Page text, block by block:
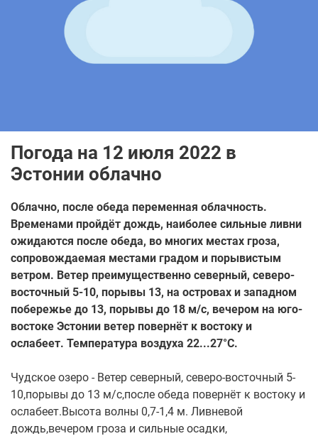
Погода на 12 июля 2022 в
Эстонии облачно
Облачно, после обеда переменная облачность.
Временами пройдёт дождь, наиболее сильные ливни
ожидаются после обеда, во многих местах гроза,
сопровождаемая местами градом и порывистым
ветром. Ветер преимущественно северный, северо-
восточный 5-10, порывы 13, на островах и западном
побережье до 13, порывы до 18 м/с, вечером на юго-
востоке Эстонии ветер повернёт к востоку и
ослабеет. Температура воздуха 22...27°С.
Чудское озеро - Ветер северный, северо-восточный 5-
10,порывы до 13 м/с,после обеда повернёт к востоку и
ослабеет.Высота волны 0,7-1,4 м. Ливневой
дождь,вечером гроза и сильные осадки,